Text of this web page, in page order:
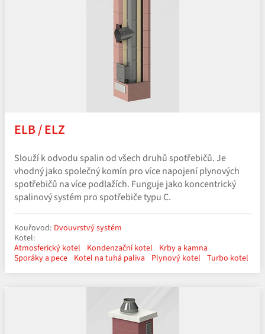
ELB / ELZ
Slouží k odvodu spalin od všech druhů spotřebičů. Je
vhodný jako společný komín pro více napojení plynových
spotřebičů na více podlažích. Funguje jako koncentrický
spalinový systém pro spotřebiče typu C.
Kouřovod: Dvouvrstvý systém
Kotel:
Atmosferický kotel
Kondenzační kotel
Krby a kamna
Sporáky a pece Kotel na tuhá paliva Plynový kotel Turbo kotel